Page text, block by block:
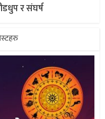
र संघर्ष